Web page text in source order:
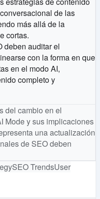
de las
más allá de la
cortas.
deben auditar el
con la forma en que
en el modo AI,
completo y
del cambio en el
Mode y sus implicaciones
una actualización
de SEO deben
SEO TrendsUser